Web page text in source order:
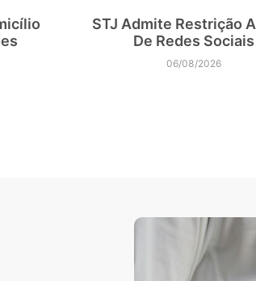
STJ Admite Restrição
De Redes Sociais
06/08/2026